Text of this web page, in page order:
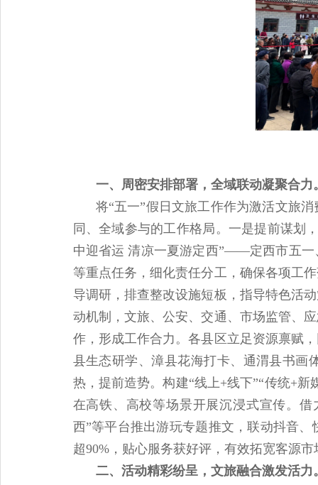
一、周密安排部署，全域联动凝聚合力
将“五一”假日文旅工作作为激活文旅
同、全域参与的工作格局。一是提前谋划
中迎省运 清凉一夏游定西”——定西市五一
等重点任务，细化责任分工，确保各项工
导调研，排查整改设施短板，指导特色活
动机制，文旅、公安、交通、市场监管、
作，形成工作合力。各县区立足资源禀赋
县生态研学、漳县花海打卡、通渭县书画
热，提前造势。构建“线上+线下”“传统+
在高铁、高校等场景开展沉浸式宣传。
西”等平台推出游玩专题推文，联动抖音
超90%，贴心服务获好评，有效拓宽客源
二、活动精彩纷呈，文旅融合激发活力